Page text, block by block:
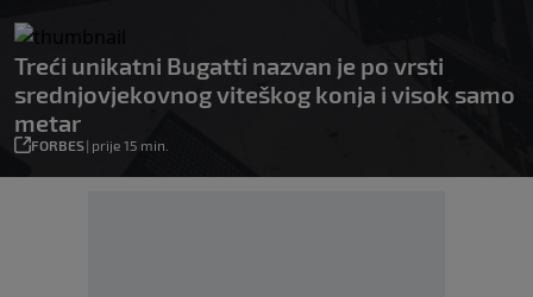
Treći unikatni Bugatti nazvan je po vrsti
srednjovjekovnog viteškog konja i visok samo
metar
FORBES| prije 15 min.